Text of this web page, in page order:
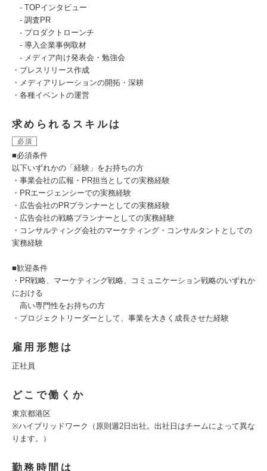
- TOPインタビュー
- 調査PR
- プロダクトローンチ
- 導入企業事例取材
- メディア向け発表会・勉強会
・プレスリリース作成
・メディアリレーションの開拓・深耕
・各種イベントの運営
求められるスキルは
必須
■必須条件
以下いずれかの「経験」をお持ちの方
・事業会社の広報・PR担当としての実務経験
・PRエージェンシーでの実務経験
・広告会社のPRプランナーとしての実務経験
・広告会社の戦略プランナーとしての実務経験
・コンサルティング会社のマーケティング・コンサルタントとしての
実務経験
■歓迎条件
・PR戦略、マーケティング戦略、コミュニケーション戦略のいずれか
における
高い専門性をお持ちの方
・プロジェクトリーダーとして、事業を大きく成長させた経験
雇用形態は
正社員
どこで働くか
東京都港区
※ハイブリッドワーク（原則週2日出社。出社日はチームによって異な
ります。）
勤務時間は